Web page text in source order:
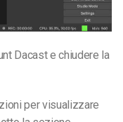
Dacast e chiudere la
per visualizzare